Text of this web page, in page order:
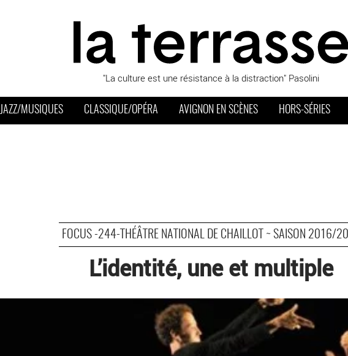
"La culture est une résistance à la distraction" Pasolini
JAZZ/MUSIQUES CLASSIQUE/OPÉRA AVIGNON EN SCÈNES HORS-SÉRIES
FOCUS -244-THÉÂTRE NATIONAL DE CHAILLOT ~ SAISON 2016/
L’identité, une et multiple